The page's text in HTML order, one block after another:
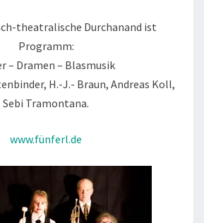
theatralische Durchanand ist
Programm:
– Dramen – Blasmusik
H.-J.- Braun, Andreas Koll,
Sebi Tramontana.
www.fünferl.de